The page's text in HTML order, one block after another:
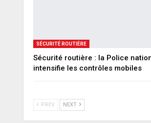
SÉCURITÉ ROUTIÈRE
Sécurité routière : la Police
intensifie les contrôles mobiles
PREV NEXT